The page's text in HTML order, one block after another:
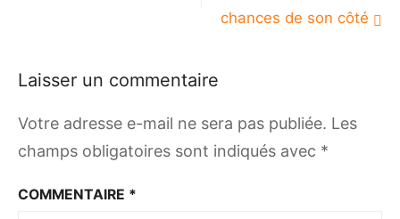
chances de son côté
Laisser un commentaire
Votre adresse e-mail ne sera pas publiée. Les
champs obligatoires sont indiqués avec *
COMMENTAIRE *